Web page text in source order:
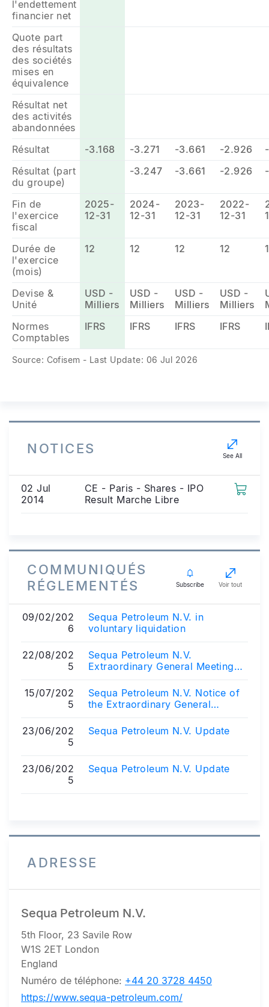
l'endettement
financier net
Quote part
des résultats
des sociétés
mises en
équivalence
Résultat net
des activités
abandonnées
Résultat
-3.168 -3.271 -3.661 -2.926
Résultat (part
du groupe)
-3.247 -3.661 -2.926
Fin de
l'exercice
fiscal
2025-
12-31
2024-
12-31
2023-
12-31
2022-
12-31
Durée de
l'exercice
(mois)
12 12 12 12
Devise &
Unité
USD -
Milliers
USD -
Milliers
USD -
Milliers
USD -
Milliers
Normes
Comptables
IFRS IFRS IFRS IFRS
Source: Cofisem - Last Update: 06 Jul 2026
NOTICES See All
02 Jul
2014
CE - Paris - Shares - IPO
Result Marche Libre
COMMUNIQUÉS
RÉGLEMENTÉS
Subscribe Voir tout
09/02/202
6
Sequa Petroleum N.V. in
voluntary liquidation
22/08/202
5
Sequa Petroleum N.V.
Extraordinary General Meeting
15/07/202
5
Sequa Petroleum N.V. Notice of
the Extraordinary General
23/06/202
5
Sequa Petroleum N.V. Update
23/06/202
5
Sequa Petroleum N.V. Update
ADRESSE
Sequa Petroleum N.V.
5th Floor, 23 Savile Row
W1S 2ET London
England
Numéro de téléphone: +44 20 3728 4450
https://www.sequa-petroleum.com/